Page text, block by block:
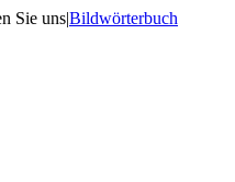
Sie uns|Bildwörterbuch